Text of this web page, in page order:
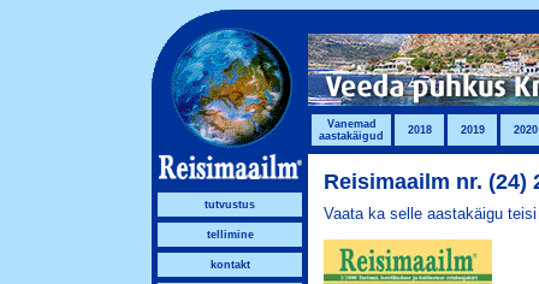
Vanemad
aastakäigud
2018 2019 2020
tutvustus
tellimine
kontakt
Reisimaailm nr. (24)
Vaata ka selle aastakäigu